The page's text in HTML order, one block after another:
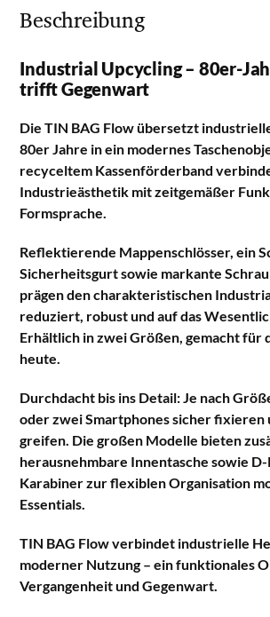
Beschreibung
Industrial Upcycling – 80er-
trifft Gegenwart
Die TIN BAG Flow übersetzt
80er Jahre in ein modernes
recyceltem Kassenförderband
Industrieästhetik mit zeitgemäßer
Formsprache.
Reflektierende Mappenschlösser, ein
Sicherheitsgurt sowie markante
prägen den charakteristischen
reduziert, robust und auf das
Erhältlich in zwei Größen, gemacht für
heute.
Durchdacht bis ins Detail: Je nach
oder zwei Smartphones sicher fixieren
greifen. Die großen Modelle bieten
herausnehmbare Innentasche sowie D-
Karabiner zur flexiblen Organisation
Essentials.
TIN BAG Flow verbindet industrielle
moderner Nutzung – ein funktionales
Vergangenheit und Gegenwart.